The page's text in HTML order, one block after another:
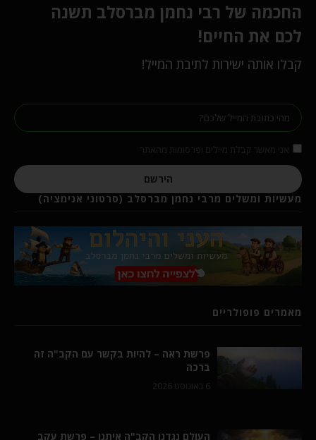
החכמה של רבי נחמן מברסלב תשנה
לכם את החיים!
קבלו אותה ישירות לתיבת המייל!
הירשם
מעשיות ומשלים מרבי נחמן מברסלב (סרטוני אנימציה)
מאמרים פופולריים
פרשת ראה – להיות בקשר עם הקב"ה זה
ברכה
6 באוגוסט 2026
העולם נגדנו הקב"ה איתנו – פרשת עקב